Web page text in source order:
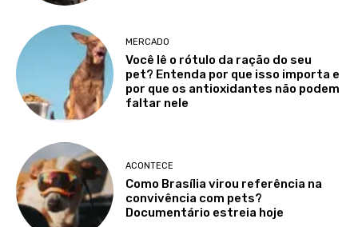
MERCADO
Você lê o rótulo da ração do seu
pet? Entenda por que isso importa e
por que os antioxidantes não podem
faltar nele
ACONTECE
Como Brasília virou referência na
convivência com pets?
Documentário estreia hoje